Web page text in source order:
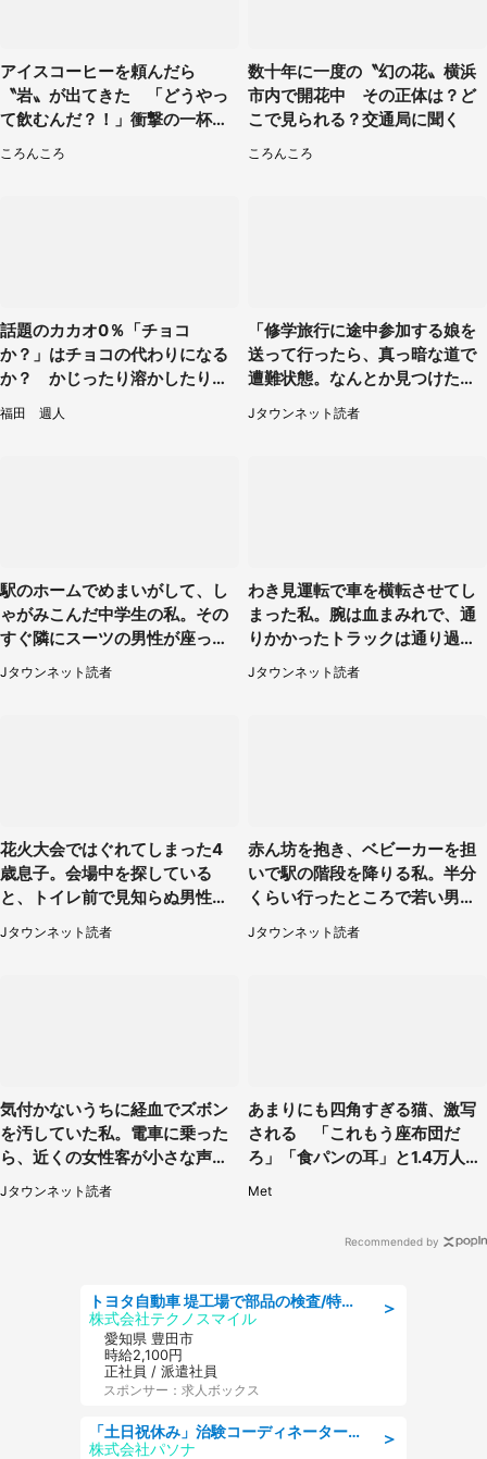
アイスコーヒーを頼んだら
〝岩〟が出てきた 「どうやっ
て飲むんだ？！」衝撃の一杯が
話題
ころんころ
数十年に一度の〝幻の花〟横浜
市内で開花中 その正体は？ど
こで見られる？交通局に聞く
ころんころ
話題のカカオ0％「チョコ
か？」はチョコの代わりになる
か？ かじったり溶かしたりし
て食べてみた
福田 週人
「修学旅行に途中参加する娘を
送って行ったら、真っ暗な道で
遭難状態。なんとか見つけた民
家に助けを求めると、住人の男
性が...」
Jタウンネット読者
駅のホームでめまいがして、し
ゃがみこんだ中学生の私。その
すぐ隣にスーツの男性が座って
きて（千葉県・20代女性）
Jタウンネット読者
わき見運転で車を横転させてし
まった私。腕は血まみれで、通
りかかったトラックは通り過ぎ
ていき...（福岡県・30代女性）
Jタウンネット読者
花火大会ではぐれてしまった4
歳息子。会場中を探している
と、トイレ前で見知らぬ男性に
（東京都・女性）
Jタウンネット読者
赤ん坊を抱き、ベビーカーを担
いで駅の階段を降りる私。半分
くらい行ったところで若い男性
が...（埼玉県・50代女性）
Jタウンネット読者
気付かないうちに経血でズボン
を汚していた私。電車に乗った
ら、近くの女性客が小さな声で
（千葉県・10代女性）
Jタウンネット読者
あまりにも四角すぎる猫、激写
される 「これもう座布団だ
ろ」「食パンの耳」と1.4万人困
惑
Met
Recommended by
＞
トヨタ自動車 堤工場で部品の検査/特典168万/tutumi
株式会社テクノスマイル
愛知県 豊田市
時給2,100円
正社員 / 派遣社員
スポンサー：求人ボックス
＞
「土日祝休み」治験コーディネーターのお仕事/未経験OK
株式会社パソナ